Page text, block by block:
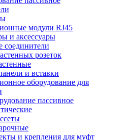
модули RJ45
и аксессуары
соединители
розеток
и вставки
оборудование для
пассивное
и крепления для муфт